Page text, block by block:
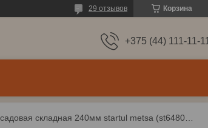
Корзина
29 отзывов
+375 (44) 111-11-11